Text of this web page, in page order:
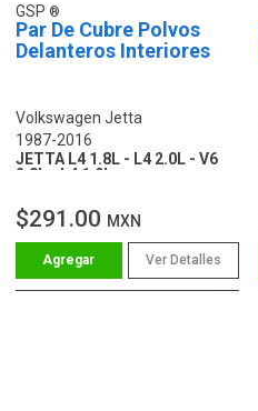
GSP
Par De Cubre Polvos
Delanteros Interiores
Volkswagen Jetta
1987-2016
JETTA L4 1.8L - L4 2.0L - V6
2.8L - L4 1.9L
$291.00 MXN
Ver Detalles